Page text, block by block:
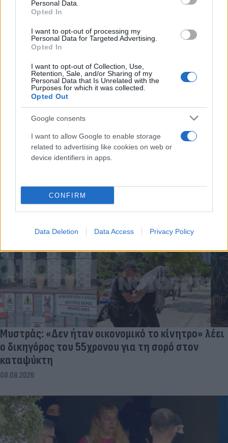
Personal Data.
Opted In
I want to opt-out of processing my
Personal Data for Targeted Advertising.
Opted In
I want to opt-out of Collection, Use,
Retention, Sale, and/or Sharing of my
Personal Data that Is Unrelated with the
Purposes for which it was collected.
Opted Out
Google consents
I want to allow Google to enable storage
related to advertising like cookies on web or
device identifiers in apps.
CONFIRM
Data Deletion Data Access Privacy Policy
ευρωπαϊκά σύνορα η κόντρα Ισπανίας,
Ιταλίας για το μεταναστευτικό
08.08.2026
Μυστράς: «Δεν ήταν οικονομικό το κίνητρο» λέει
ο δικηγόρος του 55χρονου για τη σορό στον
καταψύκτη
08.08.2026